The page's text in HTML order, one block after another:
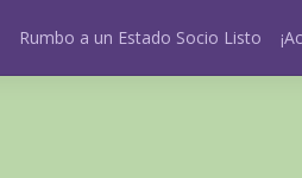
Rumbo a un Estado Socio Listo